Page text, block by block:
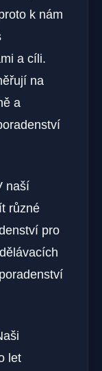
k nám
a cíli.
na
a
naší
různé
pro
let